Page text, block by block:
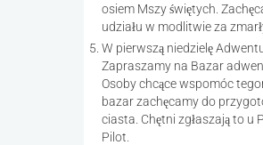
osiem Mszy świętych.
udziału w modlitwie za
W pierwszą niedzielę
Zapraszamy na Bazar
Osoby chcące wspomóc
bazar zachęcamy do
ciasta. Chętni zgłaszają to u
Pilot.